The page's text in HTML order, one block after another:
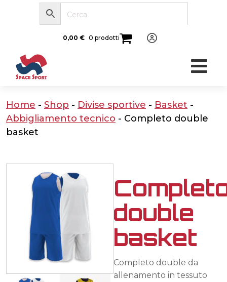
0,00 € 0 prodotti
Home - Shop - Divise sportive - Basket -
Abbigliamento tecnico - Completo double
basket
double
basket
Completo double da
allenamento in tessuto